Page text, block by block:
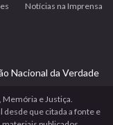
Notícias na Imprensa
Nacional da Verdade
Memória e Justiça.
que citada a fonte e